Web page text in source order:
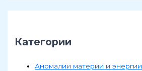
Категории
Аномалии материи и энергии